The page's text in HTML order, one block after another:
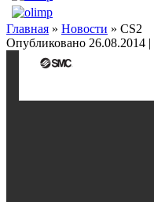
Главная » Новости » CS2
Опубликовано 26.08.2014 |